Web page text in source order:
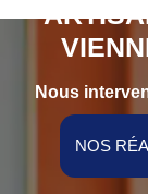
Nous
NOS